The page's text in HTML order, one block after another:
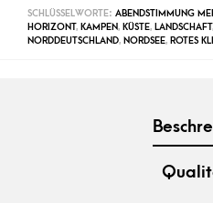
SCHLÜSSELWORTE: ABENDSTIMMUNG
HORIZONT, KAMPEN, KÜSTE, LANDSCHAFT,
NORDDEUTSCHLAND, NORDSEE, ROTES